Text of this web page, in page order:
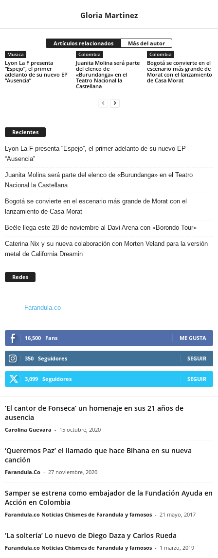
Gloria Martinez
Artículos relacionados Más del autor
Musica
Lyon La F presenta
“Espejo”, el primer
adelanto de su nuevo EP
“Ausencia”
Colombia
Juanita Molina será parte
del elenco de
«Burundanga» en el
Teatro Nacional la
Castellana
Colombia
Bogotá se convierte en el
escenario más grande de
Morat con el lanzamiento
de Casa Morat
Recientes
Lyon La F presenta “Espejo”, el primer adelanto de su nuevo EP
“Ausencia”
Juanita Molina será parte del elenco de «Burundanga» en el Teatro
Nacional la Castellana
Bogotá se convierte en el escenario más grande de Morat con el
lanzamiento de Casa Morat
Beéle llega este 28 de noviembre al Davi Arena con «Borondo Tour»
Caterina Nix y su nueva colaboración con Morten Veland para la versión
metal de California Dreamin
Redes
Farandula.co
16,500 Fans ME GUSTA
350 Seguidores SEGUIR
3,099 Seguidores SEGUIR
‘El cantor de Fonseca’ un homenaje en sus 21 años de
ausencia
Carolina Guevara - 15 octubre, 2020
‘Queremos Paz’ el llamado que hace Bihana en su nueva
canción
Farandula.Co - 27 noviembre, 2020
Samper se estrena como embajador de la Fundación Ayuda en
Acción en Colombia
Farandula.co Noticias Chismes de Farandula y famosos - 21 mayo, 2017
‘La soltería’ Lo nuevo de Diego Daza y Carlos Rueda
Farandula.co Noticias Chismes de Farandula y famosos - 1 marzo, 2019